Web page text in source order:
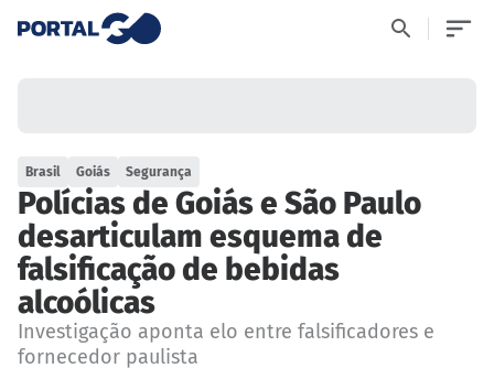
Brasil Goiás Segurança
Polícias de Goiás e São Paulo
desarticulam esquema de
falsificação de bebidas
alcoólicas
Investigação aponta elo entre falsificadores e
fornecedor paulista